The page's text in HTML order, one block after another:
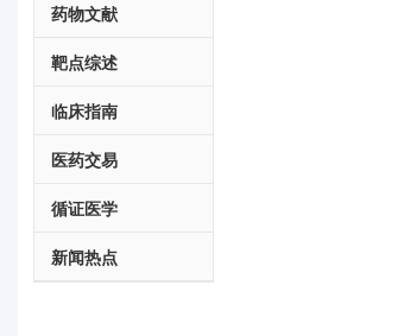
药物文献
靶点综述
临床指南
医药交易
循证医学
新闻热点